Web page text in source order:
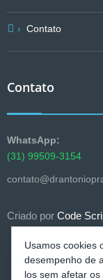
Usamos cookies
desempenho de
los sem afetar os
Contato
Contato
WhatsApp:
(31) 99509-3154
Criado por Code